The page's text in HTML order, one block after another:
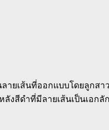
ยเส้นที่ออกแบบโดยลูกส
สีดำที่มีลายเส้นเป็นเอกลั